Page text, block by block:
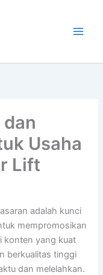
Usaha
Lift
adalah kunci
mempromosikan
konten yang kuat
berkualitas tinggi
dan melelahkan.